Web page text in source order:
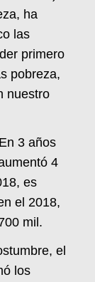
ha
las
primero
pobreza,
nuestro
3 años
4
es
el 2018,
mil.
el
los